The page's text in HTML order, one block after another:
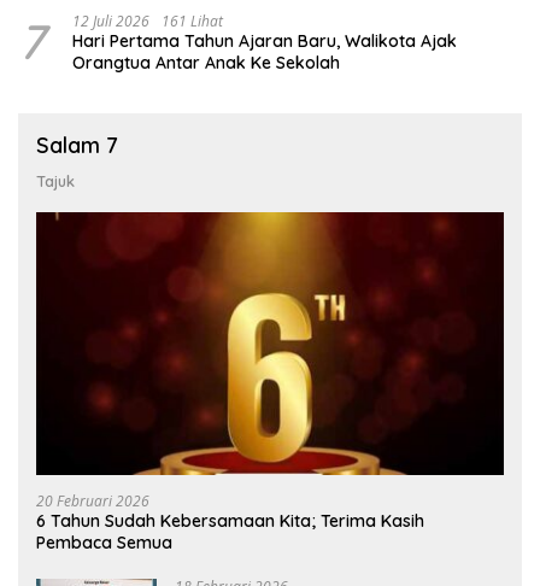
7 12 Juli 2026 161 Lihat
Hari Pertama Tahun Ajaran Baru, Walikota Ajak
Orangtua Antar Anak Ke Sekolah
Salam 7
Tajuk
20 Februari 2026
6 Tahun Sudah Kebersamaan Kita; Terima Kasih
Pembaca Semua